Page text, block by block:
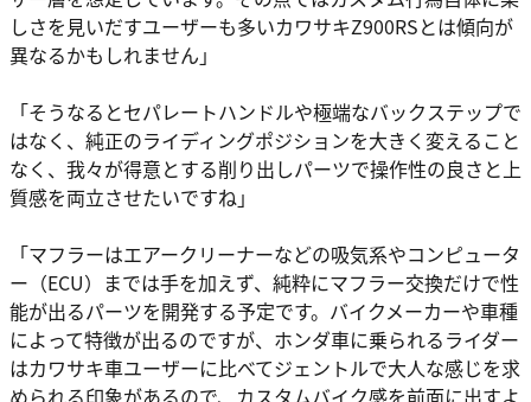
しさを見いだすユーザーも多いカワサキZ900RSとは傾向が
異なるかもしれません」
「そうなるとセパレートハンドルや極端なバックステップで
はなく、純正のライディングポジションを大きく変えること
なく、我々が得意とする削り出しパーツで操作性の良さと上
質感を両立させたいですね」
「マフラーはエアークリーナーなどの吸気系やコンピュータ
ー（ECU）までは手を加えず、純粋にマフラー交換だけで性
能が出るパーツを開発する予定です。バイクメーカーや車種
によって特徴が出るのですが、ホンダ車に乗られるライダー
はカワサキ車ユーザーに比べてジェントルで大人な感じを求